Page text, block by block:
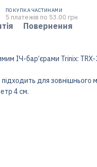
ПОКУПКА ЧАСТИНАМИ
5 платежів по 53.00 грн
Повернення
ІЧ-бар’єрами Trinix:
для зовнішнього
4 см.